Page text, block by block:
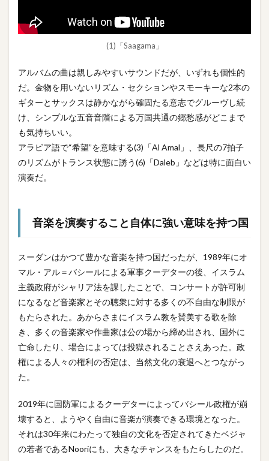
(1)「Saagama」
アルバムの曲は親しみやすいサウンドだが、いずれも個性的
だ。金物を用いないリズム・セクションやスモーキーな2本の
ギターとサックスは静かながら確固たる意志でグルーヴし続
け、シンプルな五音音階による万国共通の郷愁感がどこまで
も気持ちいい。
アラビア語で“希望”を意味する(3)「Al Amal」、長尺の7拍子
のリズムがトランス状態に誘う(6)「Daleb」などは特に面白い
演奏だ。
音楽を演奏すること自体に強い意味を持つ国
スーダンはかつて豊かな音楽を持つ国だったが、1989年にオ
マル・アル＝バシールによる軍事クーデターの後、イスラム
主義政府がシャリア法を課したことで、コンサートが許可制
になるなど音楽家とその聴衆に対する多くの不自由な制限が
もたらされた。あからさまにイスラム教を賛美する歌を除
き、多くの音楽家や作曲家は公の場から締め出され、国外に
亡命したり、場合によっては投獄されることさえあった。政
権による人々の権利の否定は、当然文化の衰退へとつながっ
た。
2019年に国防軍によるクーデターによってバシール政権が崩
壊すると、ようやく自由に音楽が演奏できる環境となった。
それは30年来にわたって独自の文化を否定されてきたベジャ
の若者であるNooriにも、大きなチャンスをもたらしたのだ。